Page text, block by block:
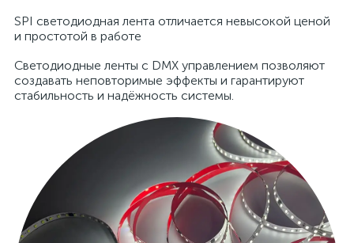
SPI светодиодная лента отличается невысокой ценой
и простотой в работе
Светодиодные ленты с DMX управлением позволяют
создавать неповторимые эффекты и гарантируют
стабильность и надёжность системы.